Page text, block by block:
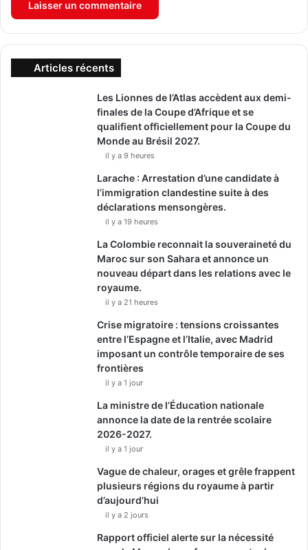
Articles récents
Les Lionnes de l’Atlas accèdent aux demi-
finales de la Coupe d’Afrique et se
qualifient officiellement pour la Coupe du
Monde au Brésil 2027.
il y a 9 heures
Larache : Arrestation d’une candidate à
l’immigration clandestine suite à des
déclarations mensongères.
il y a 19 heures
La Colombie reconnait la souveraineté du
Maroc sur son Sahara et annonce un
nouveau départ dans les relations avec le
royaume.
il y a 21 heures
Crise migratoire : tensions croissantes
entre l’Espagne et l’Italie, avec Madrid
imposant un contrôle temporaire de ses
frontières
il y a 1 jour
La ministre de l’Éducation nationale
annonce la date de la rentrée scolaire
2026-2027.
il y a 1 jour
Vague de chaleur, orages et grêle frappent
plusieurs régions du royaume à partir
d’aujourd’hui
il y a 2 jours
Rapport officiel alerte sur la nécessité